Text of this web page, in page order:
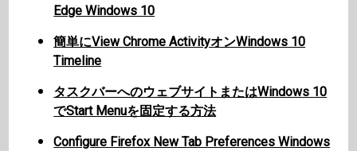
Edge Windows 10
簡単にView Chrome ActivityオンWindows 10
Timeline
タスクバーへのウェブサイトまたはWindows 10
でStart Menuを固定する方法
Configure Firefox New Tab Preferences Windows